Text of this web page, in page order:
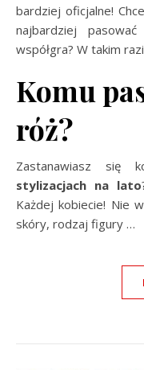
bardziej oficjalne!
najbardziej
współgra? W takim
Komu
róż?
Zastanawiasz się
stylizacjach na lato
Każdej kobiecie! Nie
skóry, rodzaj figury …